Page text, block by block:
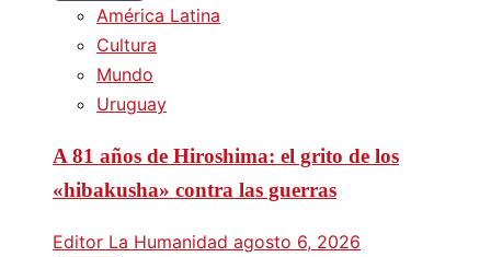
América Latina
Cultura
Mundo
Uruguay
A 81 años de Hiroshima: el grito de los
«hibakusha» contra las guerras
Editor La Humanidad agosto 6, 2026